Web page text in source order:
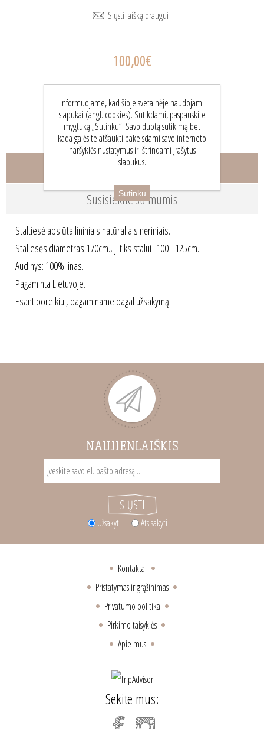
100,00€
Aprašymas
Susisiekite su mumis
Staltiesė apsiūta lininiais natūraliais nėriniais.
Staliesės diametras 170cm., ji tiks stalui 100 - 125cm.
Audinys: 100% linas.
Pagaminta Lietuvoje.
Esant poreikiui, pagaminame pagal užsakymą.
NAUJIENLAIŠKIS
Užsakyti Atsisakyti
Kontaktai
Pristatymas ir grąžinimas
Privatumo politika
Pirkimo taisyklės
Apie mus
Sekite mus:
Informuojame, kad šioje svetainėje naudojami
slapukai (angl. cookies). Sutikdami, paspauskite
mygtuką „Sutinku“. Savo duotą sutikimą bet
kada galėsite atšaukti pakeisdami savo interneto
naršyklės nustatymus ir ištrindami įrašytus
slapukus.
Sutinku